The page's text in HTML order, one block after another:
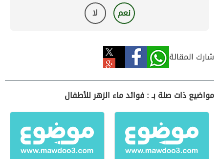
نعم لا
شارك المقالة
مواضيع ذات صلة بـ : فوائد ماء الزهر للأطفال